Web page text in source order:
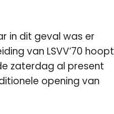
in dit geval was er
van LSVV’70 hoopt
zaterdag al present
opening van